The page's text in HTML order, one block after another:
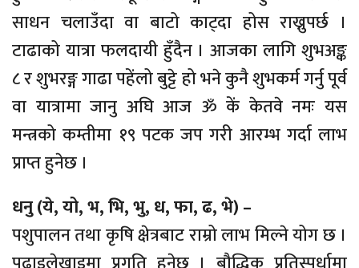
साधन चलाउँदा वा बाटो काट्दा होस राख्नुपर्छ ।
टाढाको यात्रा फलदायी हुँदैन । आजका लागि शुभअङ्क
८ र शुभरङ्ग गाढा पहेंलो बुट्टे हो भने कुनै शुभकर्म गर्नु पूर्व
वा यात्रामा जानु अघि आज ॐ कें केतवे नमः यस
मन्त्रको कम्तीमा १९ पटक जप गरी आरम्भ गर्दा लाभ
प्राप्त हुनेछ ।
धनु (ये, यो, भ, भि, भु, ध, फा, ढ, भे) –
पशुपालन तथा कृषि क्षेत्रबाट राम्रो लाभ मिल्ने योग छ ।